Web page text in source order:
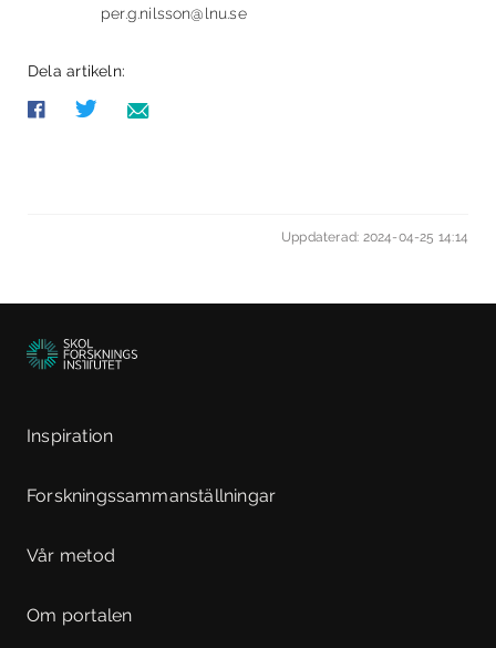
per.g.nilsson@lnu.se
Dela artikeln:
Uppdaterad: 2024-04-25 14:14
Inspiration
Forskningssammanställningar
Vår metod
Om portalen